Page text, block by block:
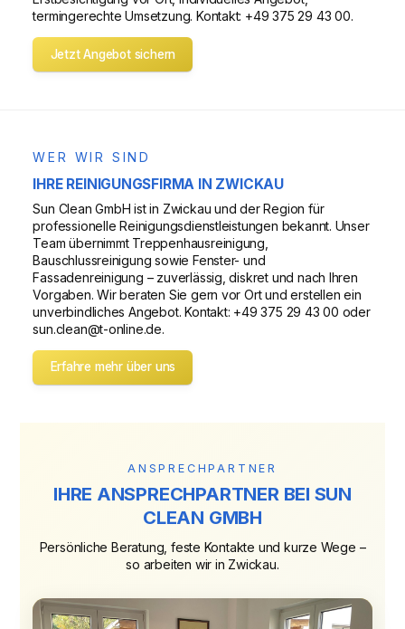
termingerechte Umsetzung. Kontakt: +49 375 29 43 00.
Jetzt Angebot sichern
WER WIR SIND
IHRE REINIGUNGSFIRMA IN ZWICKAU
Sun Clean GmbH ist in Zwickau und der Region für
professionelle Reinigungsdienstleistungen bekannt. Unser
Team übernimmt Treppenhausreinigung,
Bauschlussreinigung sowie Fenster- und
Fassadenreinigung – zuverlässig, diskret und nach Ihren
Vorgaben. Wir beraten Sie gern vor Ort und erstellen ein
unverbindliches Angebot. Kontakt: +49 375 29 43 00 oder
sun.clean@t-online.de.
Erfahre mehr über uns
ANSPRECHPARTNER
IHRE ANSPRECHPARTNER BEI SUN
CLEAN GMBH
Persönliche Beratung, feste Kontakte und kurze Wege –
so arbeiten wir in Zwickau.